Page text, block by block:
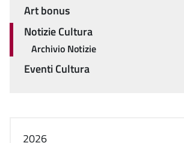
Art bonus
Notizie Cultura
Archivio Notizie
Eventi Cultura
2026